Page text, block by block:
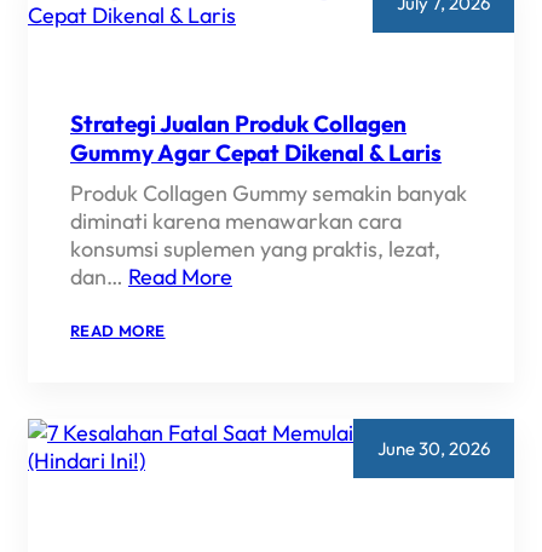
(MULAI
Strategi Jualan Produk Collagen
Gummy Agar Cepat Dikenal & Laris
Produk Collagen Gummy semakin banyak
diminati karena menawarkan cara
konsumsi suplemen yang praktis, lezat,
dan… Read More
READ MORE:
GUMMY
AGAR
June 30, 2026